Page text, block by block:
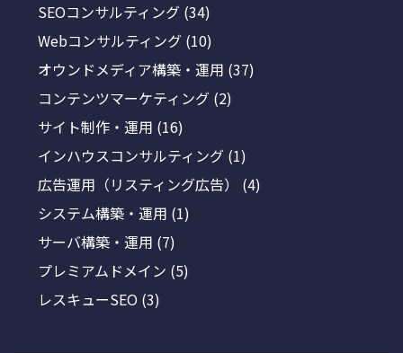
SEOコンサルティング (34)
Webコンサルティング (10)
オウンドメディア構築・運用 (37)
コンテンツマーケティング (2)
サイト制作・運用 (16)
インハウスコンサルティング (1)
広告運用（リスティング広告） (4)
システム構築・運用 (1)
サーバ構築・運用 (7)
プレミアムドメイン (5)
レスキューSEO (3)